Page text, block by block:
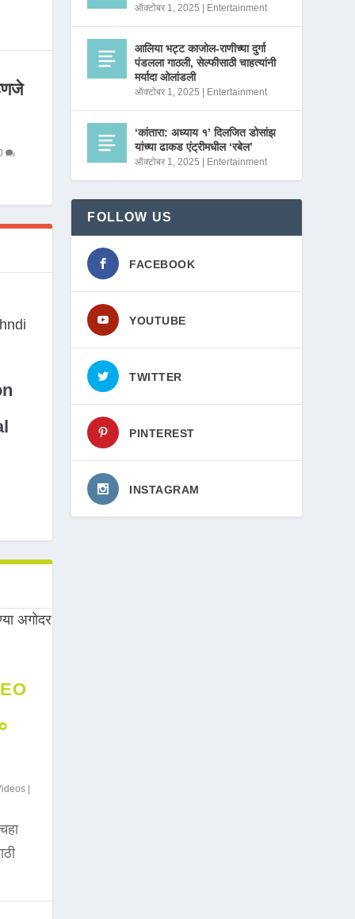
|
ऑक्टोबर 1, 2025 Entertainment
आलिया भट्ट काजोल-राणीच्या दुर्गा
पंडलला गाठली, सेल्फीसाठी चाहत्यांनी
मर्यादा ओलांडली
ऑक्टोबर 1, 2025 Entertainment
‘कांतारा: अध्याय १’ दिलजित डोसांझ
यांच्या ढाकड एंट्रीमधील ‘रबेल’
ऑक्टोबर 1, 2025 Entertainment
FOLLOW US
FACEBOOK
YOUTUBE
TWITTER
PINTEREST
INSTAGRAM